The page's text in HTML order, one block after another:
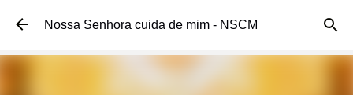
Pular para o conteúdo principal
Nossa Senhora cuida de mim - NSCM